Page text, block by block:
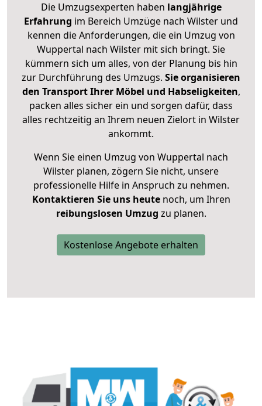
Die Umzugsexperten haben langjährige
Erfahrung im Bereich Umzüge nach Wilster und
kennen die Anforderungen, die ein Umzug von
Wuppertal nach Wilster mit sich bringt. Sie
kümmern sich um alles, von der Planung bis hin
zur Durchführung des Umzugs. Sie organisieren
den Transport Ihrer Möbel und Habseligkeiten,
packen alles sicher ein und sorgen dafür, dass
alles rechtzeitig an Ihrem neuen Zielort in Wilster
ankommt.
Wenn Sie einen Umzug von Wuppertal nach
Wilster planen, zögern Sie nicht, unsere
professionelle Hilfe in Anspruch zu nehmen.
Kontaktieren Sie uns heutenoch, um Ihren
reibungslosen Umzug zu planen.
Kostenlose Angebote erhalten